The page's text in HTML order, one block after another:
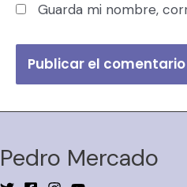
Guarda mi nombre,
Pedro Mercado